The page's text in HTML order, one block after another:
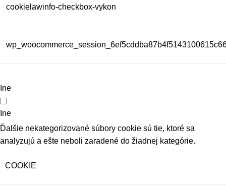
cookielawinfo-checkbox-vykon
Ine
Ine
Ďalšie nekategorizované súbory cookie sú tie, ktoré sa
analyzujú a ešte neboli zaradené do žiadnej kategórie.
COOKIE